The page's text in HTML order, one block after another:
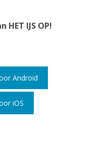
IJS OP!
Android
iOS